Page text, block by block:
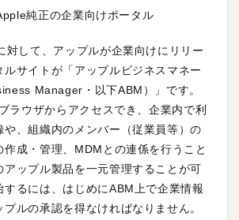
純正の企業向けポータル
対して、アップルが企業向けにリリー
ルサイトが「アップルビジネスマネー
Manager・以下ABM）」です。
ラウザからアクセスでき、企業内で利
や、組織内のメンバー（従業員等）の
作成・管理、MDMとの連係を行うこと
アップル製品を一元管理することが可
するには、はじめにABM上で企業情報
ルの承認を得なければなりません。